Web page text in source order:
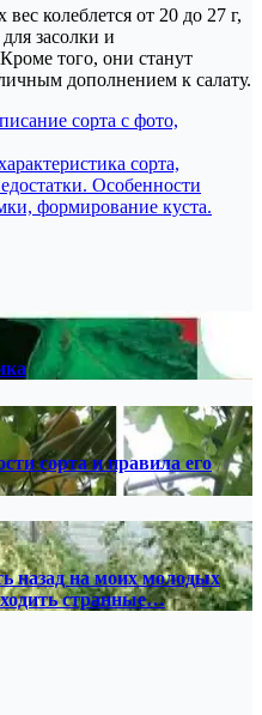
колеблется от 20 до 27 г,
засолки и
того, они станут
дополнением к салату.
сорта с фото,
сорта,
Особенности
формирование куста.
сорта и правила его
назад на моих молодых
странные…